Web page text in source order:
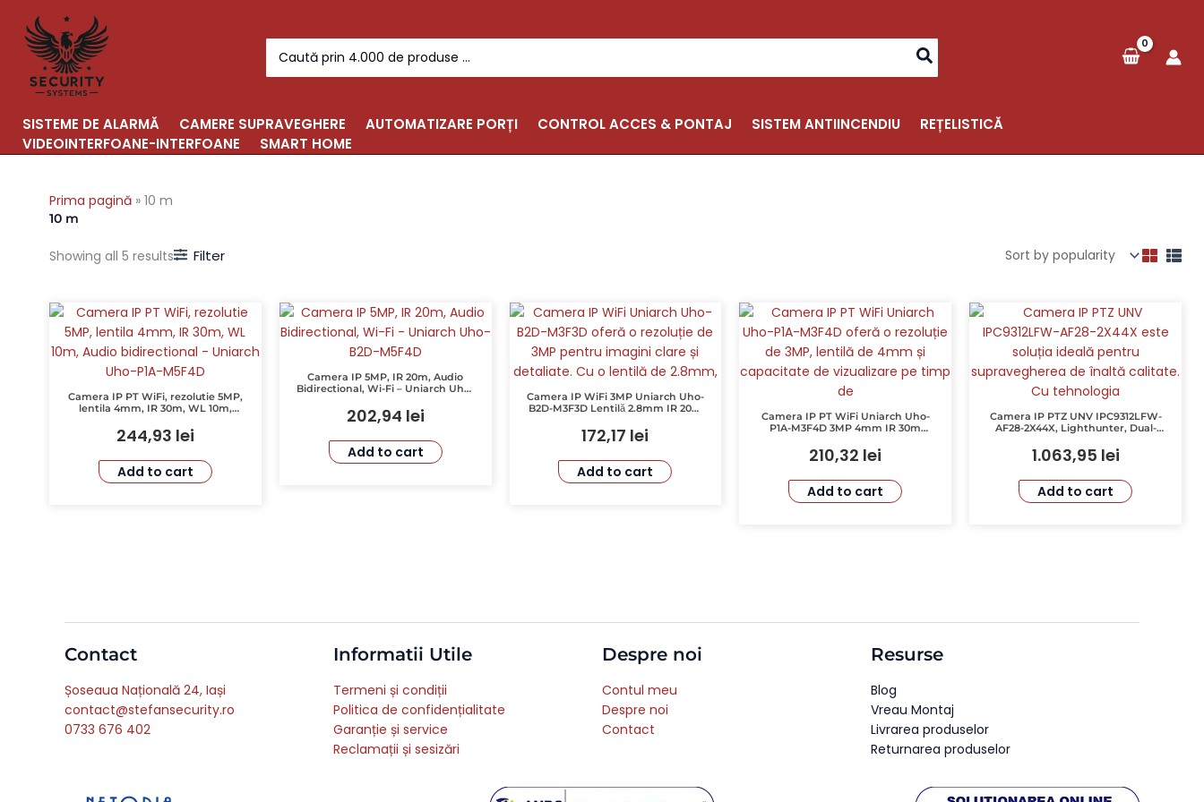
content
for:
SISTEME DE ALARMĂ CAMERE SUPRAVEGHERE AUTOMATIZARE PORȚI CONTROL ACCES & PONTAJ SISTEM ANTIINCENDIU
REȚELISTICĂ
VIDEOINTERFOANE-INTERFOANE
SMART HOME
Prima pagină » 10 m
10 m
Showing all 5 results Filter
Camera IP PT WiFi, rezolutie 5MP,
lentila 4mm, IR 30m, WL 10m,
P1A-M5F4D
244,93 lei
Add to cart
Camera IP 5MP, IR 20m, Audio
Bidirectional, Wi-Fi – Uniarch Uho-
202,94 lei
Add to cart
Camera IP WiFi 3MP Uniarch Uho-
B2D-M3F3D Lentilă 2.8mm IR 20m
172,17 lei
Add to cart
Camera IP PT WiFi Uniarch Uho-
P1A-M3F4D 3MP 4mm IR 30m
210,32 lei
Add to cart
Camera IP PTZ UNV IPC9312LFW-
AF28-2X44X, Lighthunter, Dual-
1.063,95 lei
Add to cart
Contact
Șoseaua Națională 24, Iași
contact@stefansecurity.ro
0733 676 402
Informatii Utile
Termeni și condiții
Politica de confidențialitate
Garanție și service
Reclamații și sesizări
Despre noi
Contul meu
Despre noi
Contact
Resurse
Blog
Vreau Montaj
Livrarea produselor
Returnarea produselor